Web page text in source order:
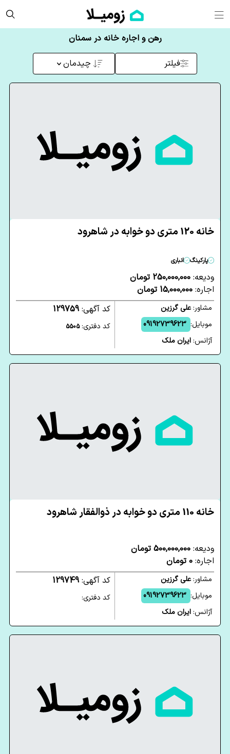
رهن و اجاره خانه در سمنان
فیلتر چیدمان
خانه 120 متری دو خوابه در شاهرود
پارکینگ انباری
ودیعه: 250,000,000 تومان
اجاره: 15,000,000 تومان
مشاور:علی گرزین
موبایل: 09192739623
آژانس:ایران ملک
کد آگهی:129759
کد دفتری:5505
خانه 110 متری دو خوابه در ذوالفقار شاهرود
ودیعه: 500,000,000 تومان
اجاره: 0 تومان
مشاور:علی گرزین
موبایل: 09192739623
آژانس:ایران ملک
کد آگهی:129749
کد دفتری: